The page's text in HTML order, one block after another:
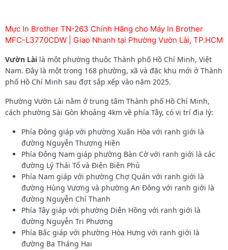
Mực In Brother TN-263 Chính Hãng cho Máy In Brother
MFC-L3770CDW | Giao Nhanh tại Phường Vườn Lài, TP.HCM
Vườn Lài là một phường thuộc Thành phố Hồ Chí Minh, Việt
Nam. Đây là một trong 168 phường, xã và đặc khu mới ở Thành
phố Hồ Chí Minh sau đợt sắp xếp vào năm 2025.
Phường Vườn Lài nằm ở trung tâm Thành phố Hồ Chí Minh,
cách phường Sài Gòn khoảng 4km về phía Tây, có vị trí địa lý:
Phía Đông giáp với phường Xuân Hòa với ranh giới là
đường Nguyễn Thượng Hiền
Phía Đông Nam giáp phường Bàn Cờ với ranh giới là các
đường Lý Thái Tổ và Điện Biên Phủ
Phía Nam giáp với phường Chợ Quán với ranh giới là
đường Hùng Vương và phường An Đông với ranh giới là
đường Nguyễn Chí Thanh
Phía Tây giáp với phường Diên Hồng với ranh giới là
đường Nguyễn Tri Phương
Phía Bắc giáp với phường Hòa Hưng với ranh giới là
đường Ba Tháng Hai